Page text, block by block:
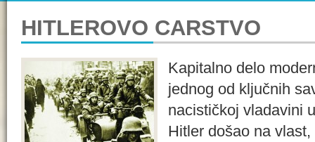
HITLEROVO CARSTVO
Kapitalno delo
jednog od ključnih
nacističkoj vladavini
Hitler došao na